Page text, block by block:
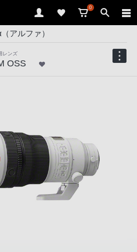
0
アルファ）
レンズ
OSS